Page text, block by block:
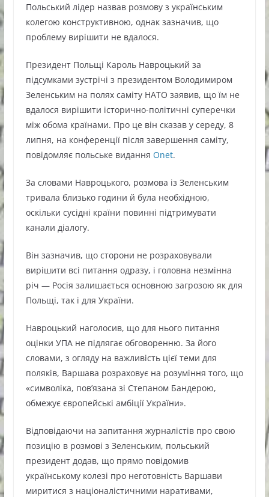
Польський лідер назвав розмову з українським
колегою конструктивною, однак зазначив, що
проблему вирішити не вдалося.
Президент Польщі Кароль Навроцький за
підсумками зустрічі з президентом Володимиром
Зеленським на полях саміту НАТО заявив, що їм не
вдалося вирішити історично-політичні суперечки
між обома країнами. Про це він сказав у середу, 8
липня, на конференції після завершення саміту,
повідомляє польське видання Onet.
За словами Навроцького, розмова із Зеленським
тривала близько години й була необхідною,
оскільки сусідні країни повинні підтримувати
канали діалогу.
Він зазначив, що сторони не розраховували
вирішити всі питання одразу, і головна незмінна
річ — Росія залишається основною загрозою як для
Польщі, так і для України.
Навроцький наголосив, що для нього питання
оцінки УПА не підлягає обговоренню. За його
словами, з огляду на важливість цієї теми для
поляків, Варшава розраховує на розуміння того, що
«символіка, пов’язана зі Степаном Бандерою,
обмежує європейські амбіції України».
Відповідаючи на запитання журналістів про свою
позицію в розмові з Зеленським, польський
президент додав, що прямо повідомив
українському колезі про неготовність Варшави
миритися з націоналістичними наративами,